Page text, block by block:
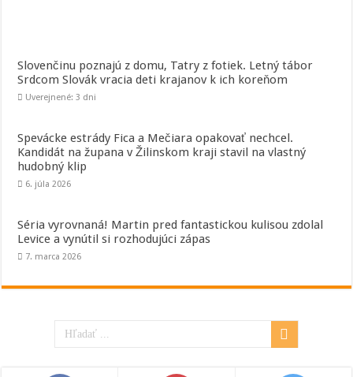
Slovenčinu poznajú z domu, Tatry z fotiek. Letný tábor
Srdcom Slovák vracia deti krajanov k ich koreňom
Uverejnené: 3 dni
Spevácke estrády Fica a Mečiara opakovať nechcel.
Kandidát na župana v Žilinskom kraji stavil na vlastný
hudobný klip
6. júla 2026
Séria vyrovnaná! Martin pred fantastickou kulisou zdolal
Levice a vynútil si rozhodujúci zápas
7. marca 2026